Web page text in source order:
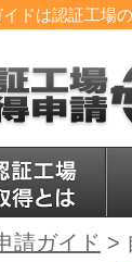
ドは認証工場
請ガイド >